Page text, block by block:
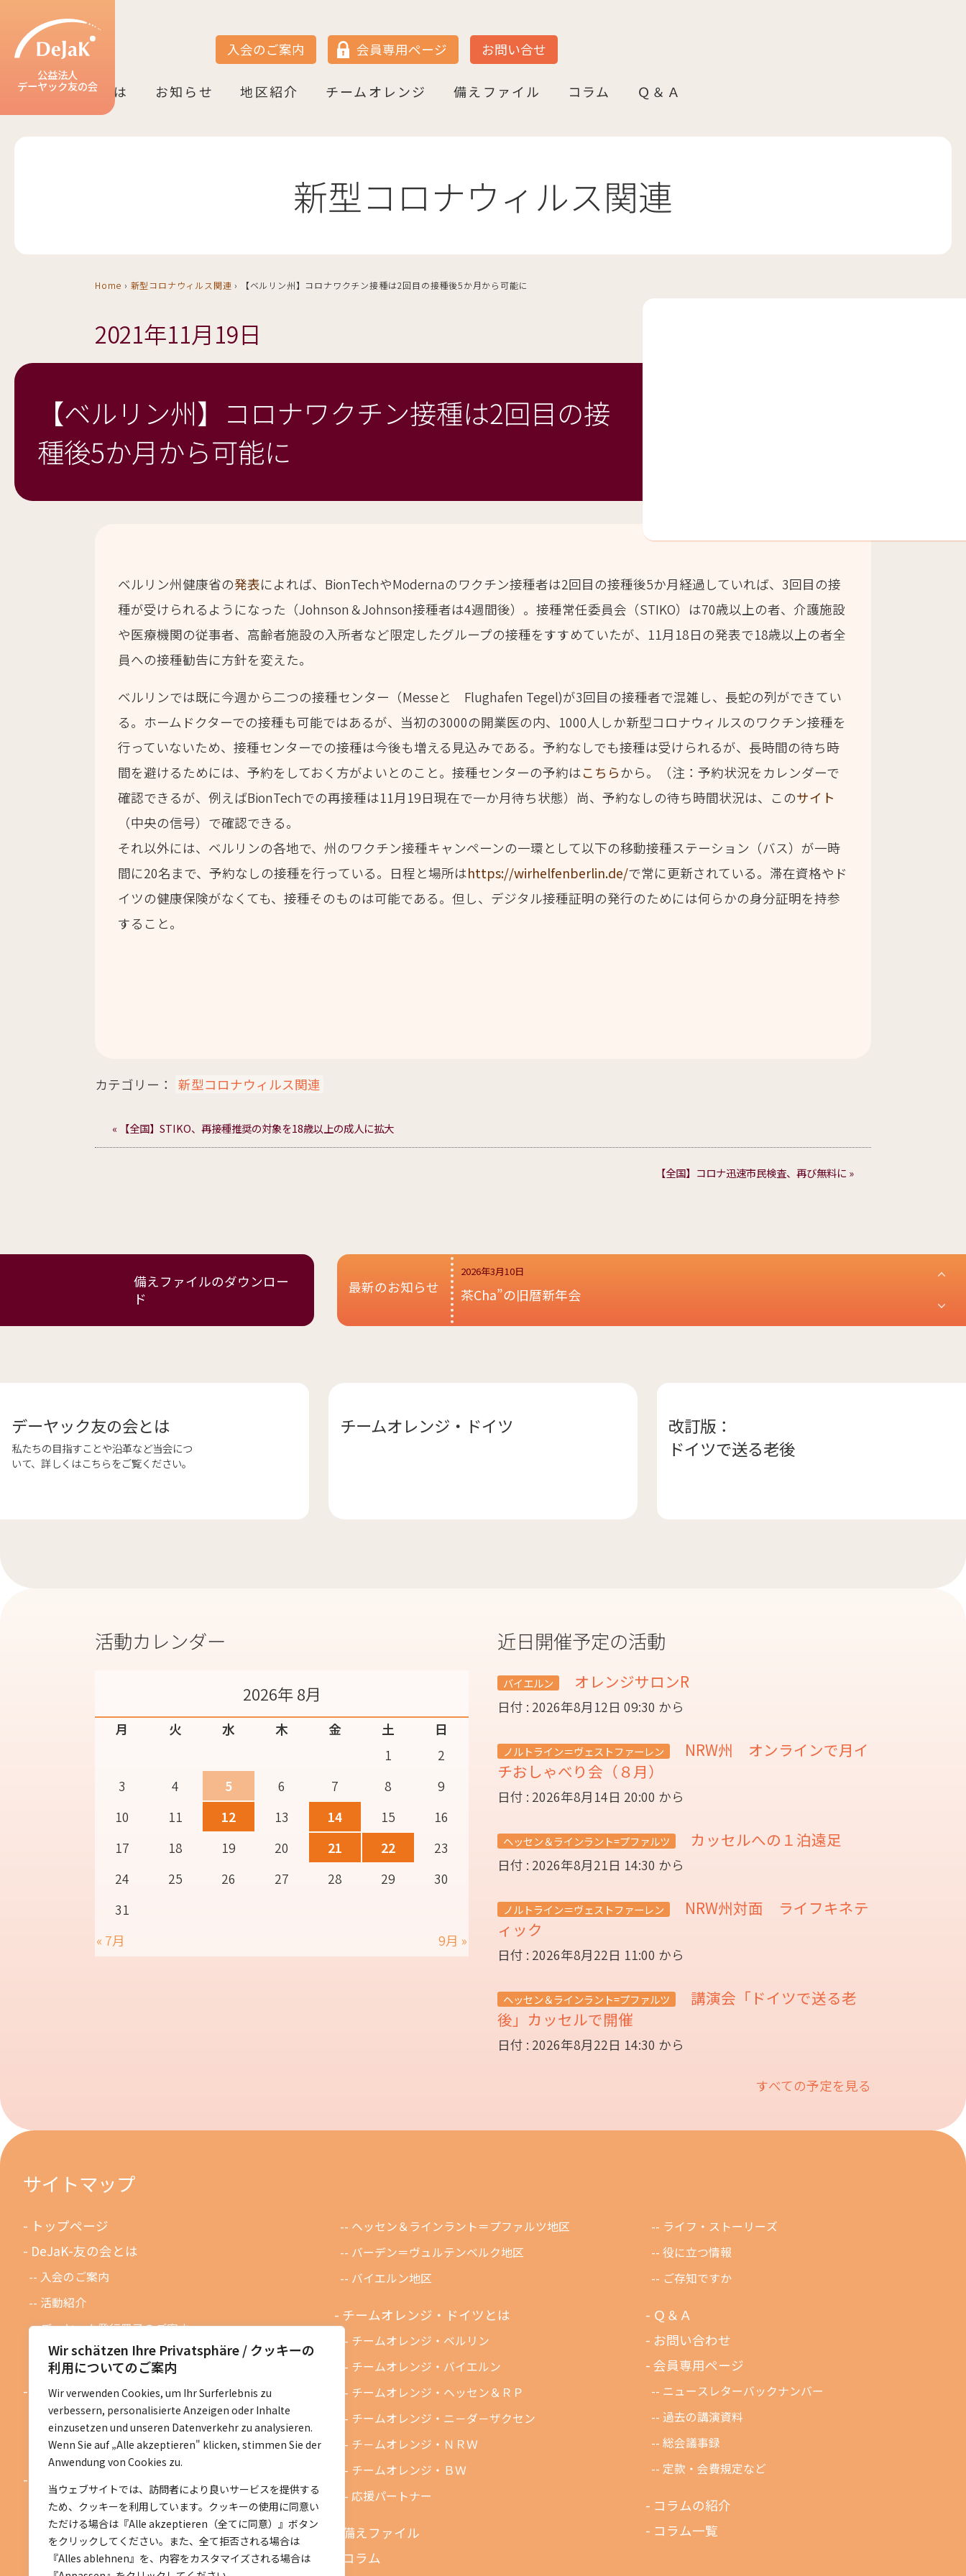
Wir schätzen Ihre Privatsphäre / クッキーの
利用についてのご案内
Wir verwenden Cookies, um Ihr Surferlebnis zu
verbessern, personalisierte Anzeigen oder Inhalte
einzusetzen und unseren Datenverkehr zu analysieren.
Wenn Sie auf „Alle akzeptieren" klicken, stimmen Sie der
Anwendung von Cookies zu.
当ウェブサイトでは、訪問者により良いサービスを提供する
ため、クッキーを利用しています。クッキーの使用に同意い
ただける場合は『Alle akzeptieren（全てに同意）』ボタン
をクリックしてください。また、全て拒否される場合は
『Alles ablehnen』を、内容をカスタマイズされる場合は
公益法人
デーヤック友の会
サイト内検索 入会のご案内 会員専用ページ お問い合せ
DeJaK友の会とは
DeJaK-友の会とは
入会のご案内
活動紹介
デーヤック発行冊子のご案内
設立10周年記念（2022）
お知らせ
地区紹介
チームオレンジ
備えファイル
コラム
Ｑ＆Ａ
新型コロナウィルス関連
Home › 新型コロナウィルス関連 › 【ベルリン州】コロナワクチン接種は2回目の接種後5か月から可能に
2021年11月19日
【ベルリン州】コロナワクチン接種は2回目の接
種後5か月から可能に
ベルリン州健康省の発表によれば、BionTechやModernaのワクチン接種者は2回目の接種後5か月経過していれば、3回目の接
種が受けられるようになった（Johnson＆Johnson接種者は4週間後）。接種常任委員会（STIKO）は70歳以上の者、介護施設
や医療機関の従事者、高齢者施設の入所者など限定したグループの接種をすすめていたが、11月18日の発表で18歳以上の者全
員への接種勧告に方針を変えた。
ベルリンでは既に今週から二つの接種センター（Messeと Flughafen Tegel)が3回目の接種者で混雑し、長蛇の列ができてい
る。ホームドクターでの接種も可能ではあるが、当初の3000の開業医の内、1000人しか新型コロナウィルスのワクチン接種を
行っていないため、接種センターでの接種は今後も増える見込みである。予約なしでも接種は受けられるが、長時間の待ち時
間を避けるためには、予約をしておく方がよいとのこと。接種センターの予約はこちらから。（注：予約状況をカレンダーで
確認できるが、例えばBionTechでの再接種は11月19日現在で一か月待ち状態）尚、予約なしの待ち時間状況は、このサイト
（中央の信号）で確認できる。
それ以外には、ベルリンの各地で、州のワクチン接種キャンペーンの一環として以下の移動接種ステーション（バス）が一時
間に20名まで、予約なしの接種を行っている。日程と場所はhttps://wirhelfenberlin.de/で常に更新されている。滞在資格やド
イツの健康保険がなくても、接種そのものは可能である。但し、デジタル接種証明の発行のためには何らかの身分証明を持参
すること。
カテゴリー： 新型コロナウィルス関連
« 【全国】STIKO、再接種推奨の対象を18歳以上の成人に拡大
【全国】コロナ迅速市民検査、再び無料に »
備えファイルのダウンロー
ド
最新のお知らせ
2026年3月10日
茶Cha”の旧暦新年会
デーヤック友の会とは
私たちの目指すことや沿革など当会につ
いて、詳しくはこちらをご覧ください。
チームオレンジ・ ドイツ
改訂版：
ドイツで送る老後
活動カレンダー
2026年 8月
月 火 水 木 金 土
日
1
2
3
4 5 6 7 8
9
10
11 12 13 14 15
16
17
18 19 20 21 22
23
24
25 26 27 28 29
30
31
« 7月
9月 »
近日開催予定の活動
バイエルン オレンジサロンR
日付 : 2026年8月12日 09:30 から
ノルトライン＝ヴェストファーレン
NRW州 オンラインで月イ
チおしゃべり会（８月）
日付 : 2026年8月14日 20:00 から
ヘッセン＆ラインラント=プファルツ カッセルへの１泊遠足
日付 : 2026年8月21日 14:30 から
ノルトライン＝ヴェストファーレン
NRW州対面 ライフキネテ
ィック
日付 : 2026年8月22日 11:00 から
ヘッセン＆ラインラント=プファルツ
講演会「ドイツで送る老
後」カッセルで開催
日付 : 2026年8月22日 14:30 から
すべての予定を見る
サイトマップ
トップページ
DeJaK-友の会とは
入会のご案内
活動紹介
デーヤック発行冊子のご案内
DeJaK友の会設立１０周年記念
お知らせ
お知らせ一覧
活動予定一覧
ベルリン地区
ニーダーザクセン地区
ノルトライン＝ヴェストファーレン地区
ヘッセン＆ラインラント＝プファルツ地区
バーデン＝ヴュルテンベルク地区
バイエルン地区
チームオレンジ・ドイツとは
チームオレンジ・ベルリン
チームオレンジ・バイエルン
チームオレンジ・ヘッセン＆ＲＰ
チームオレンジ・ニ－ダ－ザクセン
チ－ムオレンジ・ＮＲＷ
チームオレンジ・ＢＷ
応援パートナー
備えファイル
コラム
ライフ・ストーリーズ
役に立つ情報
ご存知ですか
Ｑ＆Ａ
お問い合わせ
会員専用ページ
ニュースレターバックナンバー
過去の講演資料
総会議事録
定款・会費規定など
コラムの紹介
コラム一覧